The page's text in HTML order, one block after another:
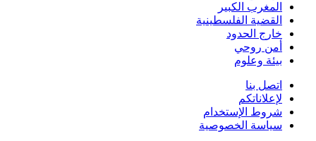
المغرب الكبير
القضية الفلسطينية
خارج الحدود
أمن روحي
بيئة وعلوم
اتصل بنا
لإعلاناتكم
شروط الإستخدام
سياسة الخصوصية